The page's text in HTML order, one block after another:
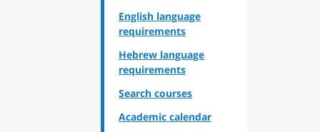
English language
requirements
Hebrew language
requirements
Search courses
Academic calendar